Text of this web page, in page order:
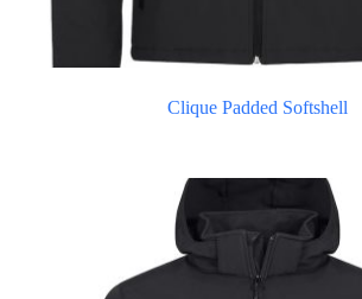
Clique Padded Softshell